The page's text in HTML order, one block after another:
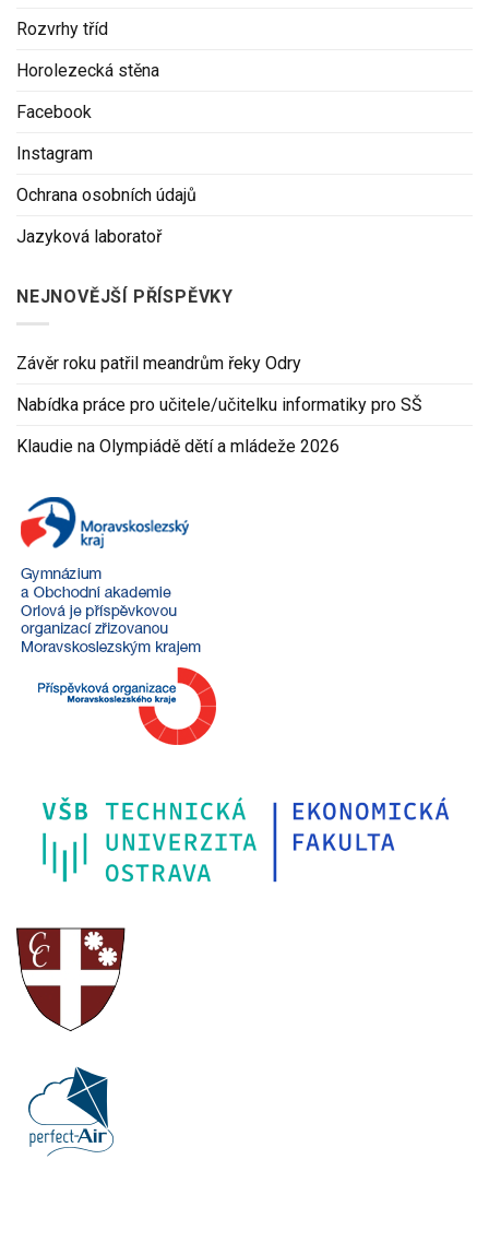
Rozvrhy tříd
Horolezecká stěna
Facebook
Instagram
Ochrana osobních údajů
Jazyková laboratoř
NEJNOVĚJŠÍ PŘÍSPĚVKY
Závěr roku patřil meandrům řeky Odry
Nabídka práce pro učitele/učitelku informatiky pro SŠ
Klaudie na Olympiádě dětí a mládeže 2026